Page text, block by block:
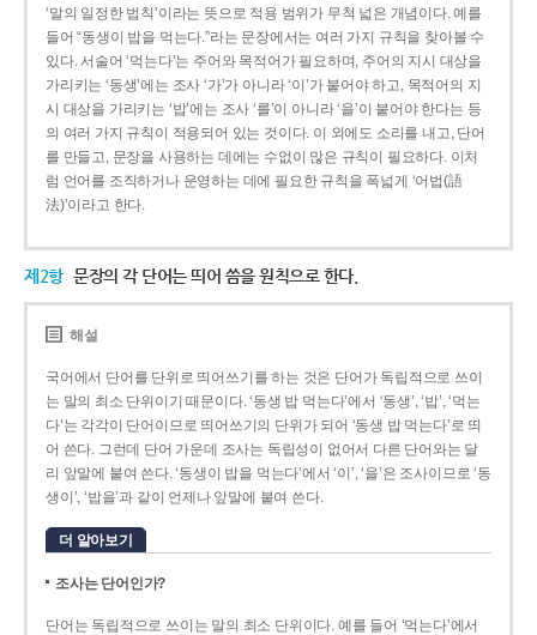
‘말의 일정한 법칙’이라는 뜻으로 적용 범위가 무척 넓은 개념이다. 예를
들어 “동생이 밥을 먹는다.”라는 문장에서는 여러 가지 규칙을 찾아볼 수
있다. 서술어 ‘먹는다’는 주어와 목적어가 필요하며, 주어의 지시 대상을
가리키는 ‘동생’에는 조사 ‘가’가 아니라 ‘이’가 붙어야 하고, 목적어의 지
시 대상을 가리키는 ‘밥’에는 조사 ‘를’이 아니라 ‘을’이 붙어야 한다는 등
의 여러 가지 규칙이 적용되어 있는 것이다. 이 외에도 소리를 내고, 단어
를 만들고, 문장을 사용하는 데에는 수없이 많은 규칙이 필요하다. 이처
럼 언어를 조직하거나 운영하는 데에 필요한 규칙을 폭넓게 ‘어법(語
法)’이라고 한다.
제2항 문장의 각 단어는 띄어 씀을 원칙으로 한다.
해설
국어에서 단어를 단위로 띄어쓰기를 하는 것은 단어가 독립적으로 쓰이
는 말의 최소 단위이기 때문이다. ‘동생 밥 먹는다’에서 ‘동생’, ‘밥’, ‘먹는
다’는 각각이 단어이므로 띄어쓰기의 단위가 되어 ‘동생 밥 먹는다’로 띄
어 쓴다. 그런데 단어 가운데 조사는 독립성이 없어서 다른 단어와는 달
리 앞말에 붙여 쓴다. ‘동생이 밥을 먹는다’에서 ‘이’, ‘을’은 조사이므로 ‘동
생이’, ‘밥을’과 같이 언제나 앞말에 붙여 쓴다.
더 알아보기
조사는 단어인가?
단어는 독립적으로 쓰이는 말의 최소 단위이다. 예를 들어 ‘먹는다’에서